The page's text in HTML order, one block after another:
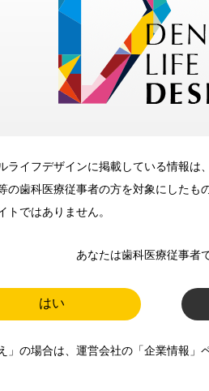
ライフデザインに掲載している情報は
の歯科医療従事者の方を対象にしたも
トではありません。
あなたは歯科医療従事者
はい
」の場合は、運営会社の「企業情報」
メリット
メールマガジンで
師、歯科衛生士、歯科技
お届けします。